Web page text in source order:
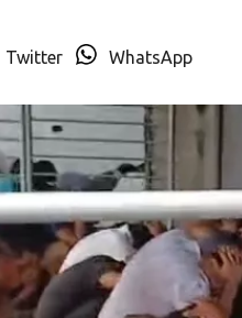
Twitter WhatsApp